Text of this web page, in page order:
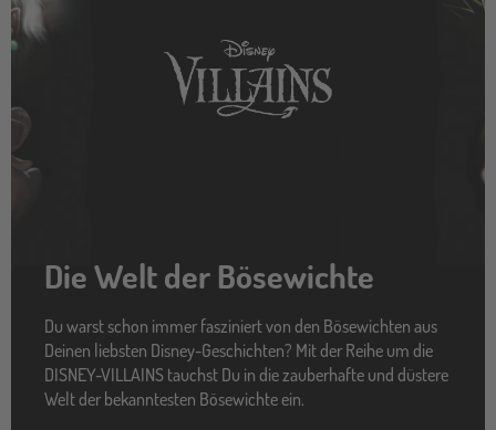
Die Welt der Bösewichte
Du warst schon immer fasziniert von den Bösewichten aus
Deinen liebsten Disney-Geschichten? Mit der Reihe um die
DISNEY-VILLAINS tauchst Du in die zauberhafte und düstere
Welt der bekanntesten Bösewichte ein.